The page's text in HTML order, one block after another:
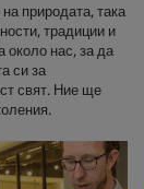
природата, така
традиции и
около нас, за да
си за
свят. Ние ще